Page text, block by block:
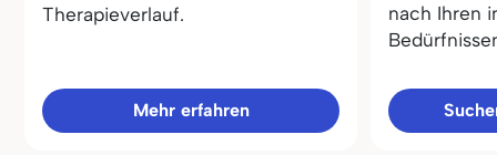
Therapieverlauf.
Mehr erfahren
nach Ihren